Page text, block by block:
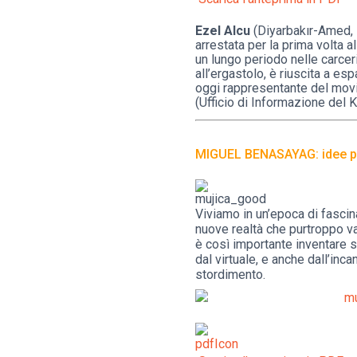
Ezel Alcu (Diyarbakır-
arrestata per la prima volta
un lungo periodo nelle
all’ergastolo, è riuscita a
oggi rappresentante del
(Ufficio di Informazione del
MIGUEL BENASAYAG:
Viviamo in un’epoca di
nuove realtà che purtroppo
è così importante inventare
dal virtuale, e anche
stordimento.